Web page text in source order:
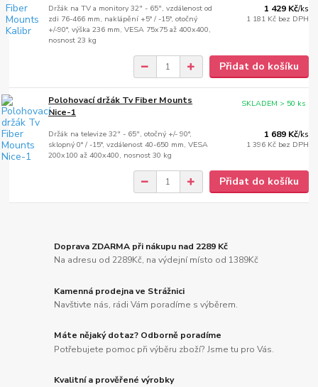
Držák na TV a monitory 32" - 65", vzdálenost od
zdi 76-466 mm, naklápění +5° / -15°, otočný
+/-90°, výška 236 mm, VESA 75x75 až 400x400,
nosnost 23 kg
1 429 Kč/ks
1 181 Kč bez DPH
Přidat do košíku
Polohovací držák Tv Fiber Mounts
Nice-1
Držák na televize 32" - 65", otočný +/- 90°,
sklopný 0° / -15°, vzdálenost 40-650 mm, VESA
200x100 až 400x400, nosnost 30 kg
1 689 Kč/ks
1 396 Kč bez DPH
SKLADEM > 50 ks
Přidat do košíku
Doprava ZDARMA při nákupu nad 2289 Kč
Na adresu od 2289Kč, na výdejní místo od 1389Kč
Kamenná prodejna ve Strážnici
Navštivte nás, rádi Vám poradíme s výběrem.
Máte nějaký dotaz? Odborně poradíme
Potřebujete pomoc při výběru zboží? Jsme tu pro Vás.
Kvalitní a prověřené výrobky